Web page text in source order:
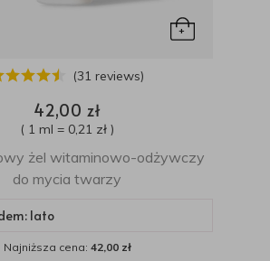
(31 reviews)
42,00 zł
( 1 ml = 0,21 zł )
żel witaminowo-odżywczy
do mycia twarzy
lato
Najniższa cena: 42,00 zł